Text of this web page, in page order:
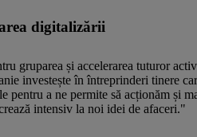
digitalizării
gruparea și accelerarea tuturor
investește în întreprinderi tinere
pentru a ne permite să acționăm
intensiv la noi idei de afaceri."